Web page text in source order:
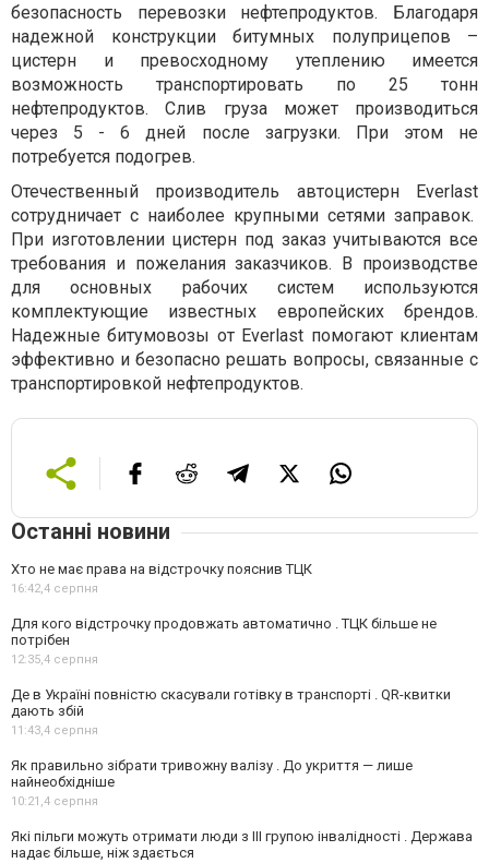
безопасность перевозки нефтепродуктов. Благодаря
надежной конструкции битумных полуприцепов –
цистерн и превосходному утеплению имеется
возможность транспортировать по 25 тонн
нефтепродуктов. Слив груза может производиться
через 5 - 6 дней после загрузки. При этом не
потребуется подогрев.
Отечественный производитель автоцистерн
Everlast
сотрудничает с наиболее крупными сетями заправок.
При изготовлении цистерн под заказ учитываются все
требования и пожелания заказчиков. В производстве
для основных рабочих систем используются
комплектующие известных европейских брендов.
Надежные битумовозы от Everlast помогают клиентам
эффективно и безопасно решать вопросы, связанные с
транспортировкой нефтепродуктов.
Останні новини
Хто не має права на відстрочку пояснив ТЦК
16:42,4 серпня
Для кого відстрочку продовжать автоматично . ТЦК більше не
потрібен
12:35,4 серпня
Де в Україні повністю скасували готівку в транспорті . QR-квитки
дають збій
11:43,4 серпня
Як правильно зібрати тривожну валізу . До укриття — лише
найнеобхідніше
10:21,4 серпня
Які пільги можуть отримати люди з III групою інвалідності . Держава
надає більше, ніж здається